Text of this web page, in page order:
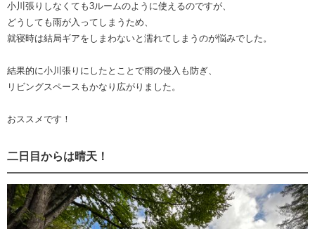
小川張りしなくても3ルームのように使えるのですが、
どうしても雨が入ってしまうため、
就寝時は結局ギアをしまわないと濡れてしまうのが悩みでした。
結果的に小川張りにしたとことで雨の侵入も防ぎ、
リビングスペースもかなり広がりました。
おススメです！
二日目からは晴天！